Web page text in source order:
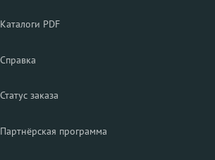
Каталоги PDF
Справка
Статус заказа
Партнёрская программа